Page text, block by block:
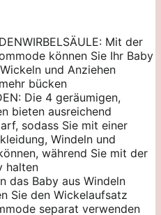
Mit der
können Sie Ihr Baby
und Anziehen
bücken
Die 4 geräumigen,
bieten ausreichend
sodass Sie mit einer
Windeln und
während Sie mit der
halten
das Baby aus Windeln
Sie den Wickelaufsatz
separat verwenden